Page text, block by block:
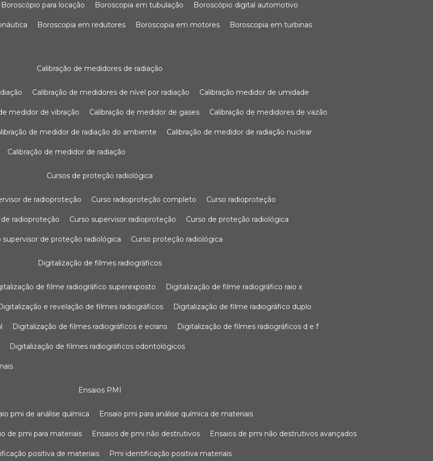
boroscópio para locação boroscopia em tubulação boroscópio digital automotivo
boroscopia em redutores boroscopia em motores boroscopia em turbinas
calibração de medidores de radiação
calibração de medidores de nível por radiação calibração medidor de umidade
de medidor de vibração calibração de medidor de gases calibração de medidores de vazão
de medidor de radiação do ambiente calibração de medidor de radiação nuclear
calibração de medidor de radiação
cursos de proteção radiológica
de radioproteção curso radioproteção completo curso radioproteção
de radioproteção curso supervisor radioproteção curso de proteção radiológica
supervisor de proteção radiológica curso proteção radiológica
digitalização de filmes radiográficos
de filme radiográfico superexposto digitalização de filme radiográfico raio x
digitalização e revelação de filmes radiográficos digitalização de filme radiográfico duplo
digitalização de filmes radiográficos e ecrans digitalização de filmes radiográficos d e f
digitalização de filmes radiográficos odontológicos
ensaios PMI
pmi de análise química ensaio pmi para análise química de materiais
de pmi para materiais ensaios de pmi não destrutivos ensaios de pmi não destrutivos avançados
positiva de materiais pmi identificação positiva materiais